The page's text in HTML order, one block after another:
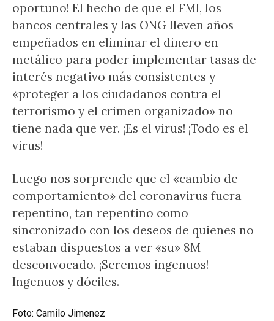
oportuno! El hecho de que el FMI, los
bancos centrales y las ONG lleven años
empeñados en eliminar el dinero en
metálico para poder implementar tasas de
interés negativo más consistentes y
«proteger a los ciudadanos contra el
terrorismo y el crimen organizado» no
tiene nada que ver. ¡Es el virus! ¡Todo es el
virus!
Luego nos sorprende que el «cambio de
comportamiento» del coronavirus fuera
repentino, tan repentino como
sincronizado con los deseos de quienes no
estaban dispuestos a ver «su» 8M
desconvocado. ¡Seremos ingenuos!
Ingenuos y dóciles.
Foto: Camilo Jimenez